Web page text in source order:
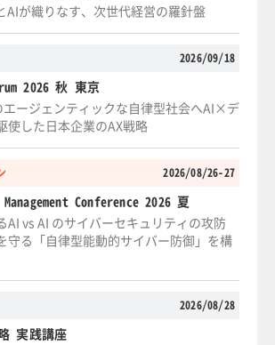
AIが織りなす、次世代経営の羅針盤
2026/09/18
2026 秋 東京
エージェンティックな自律型社会へAI×デ
使した日本企業のAX戦略
2026/08/26-27
Conference 2026 夏
AI vs AI のサイバーセキュリティの攻防
守る「自律型能動的サイバー防御」を構
2026/08/28
実践講座